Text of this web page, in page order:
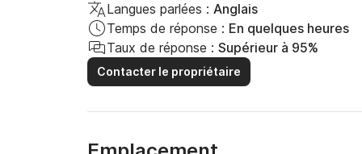
v Licence professionnelle RYA Skipper (ou
v Vous montrera littéralement les ficelles du
Langues parlées : Anglais
Temps de réponse : En quelques heures
Taux de réponse : Supérieur à 95%
Contacter le propriétaire